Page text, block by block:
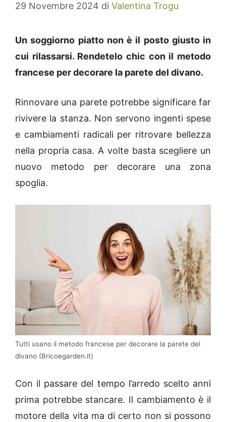
29 Novembre 2024 di Valentina Trogu
Un soggiorno piatto non è il posto giusto in
cui rilassarsi. Rendetelo chic con il metodo
francese per decorare la parete del divano.
Rinnovare una parete potrebbe significare far
rivivere la stanza. Non servono ingenti spese
e cambiamenti radicali per ritrovare bellezza
nella propria casa. A volte basta scegliere un
nuovo metodo per decorare una zona
spoglia.
Tutti usano il metodo francese per decorare la parete del
divano (Bricoegarden.it)
Con il passare del tempo l’arredo scelto anni
prima potrebbe stancare. Il cambiamento è il
motore della vita ma di certo non si possono